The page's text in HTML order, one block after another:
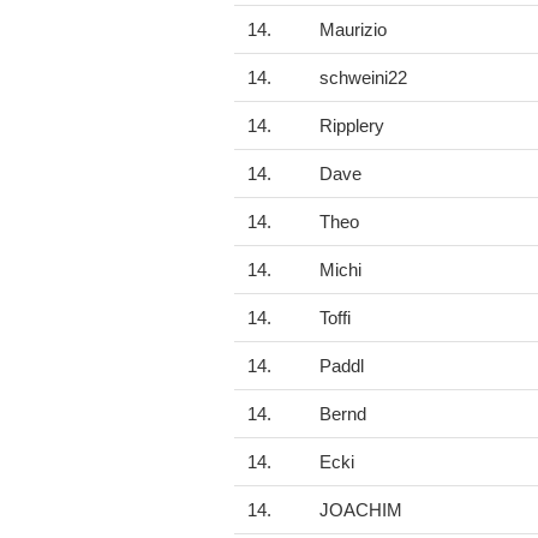
14. Maurizio
14. schweini22
14. Ripplery
14. Dave
14. Theo
14. Michi
14. Toffi
14. Paddl
14. Bernd
14. Ecki
14. JOACHIM